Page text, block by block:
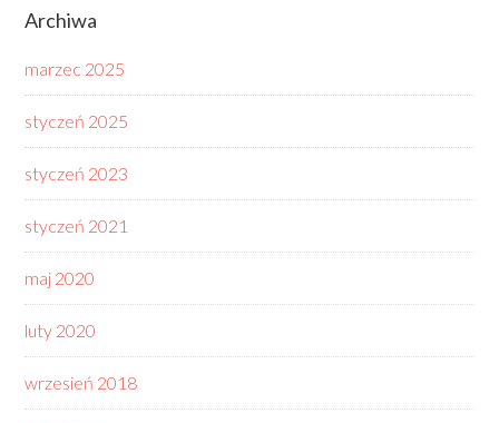
Archiwa
marzec 2025
styczeń 2025
styczeń 2023
styczeń 2021
maj 2020
luty 2020
wrzesień 2018